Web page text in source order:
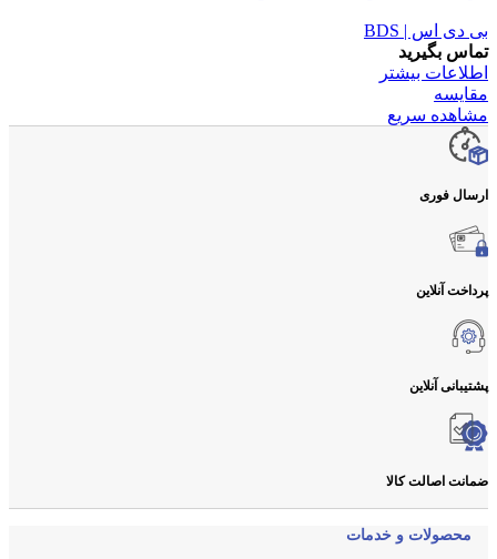
بی دی اس | BDS
تماس بگیرید
اطلاعات بیشتر
مقایسه
مشاهده سریع
ارسال فوری
پرداخت آنلاین
پشتیبانی آنلاین
ضمانت اصالت کالا
محصولات و خدمات